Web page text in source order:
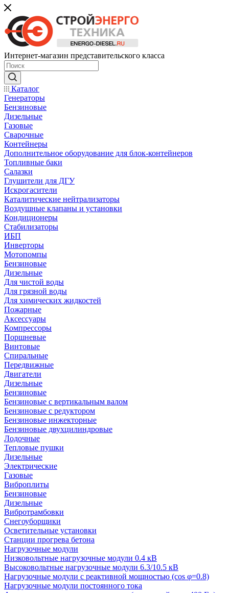
Интернет-магазин представительского класса
Каталог
Генераторы
Бензиновые
Дизельные
Газовые
Сварочные
Контейнеры
Дополнительное оборудование для блок-контейнеров
Топливные баки
Салазки
Глушители для ДГУ
Искрогасители
Каталитические нейтрализаторы
Воздушные клапаны и установки
Кондиционеры
Стабилизаторы
ИБП
Инверторы
Мотопомпы
Бензиновые
Дизельные
Для чистой воды
Для грязной воды
Для химических жидкостей
Пожарные
Аксессуары
Компрессоры
Поршневые
Винтовые
Спиральные
Передвижные
Двигатели
Дизельные
Бензиновые
Бензиновые с вертикальным валом
Бензиновые с редуктором
Бензиновые инжекторные
Бензиновые двухцилиндровые
Лодочные
Тепловые пушки
Дизельные
Электрические
Газовые
Виброплиты
Бензиновые
Дизельные
Вибротрамбовки
Снегоуборщики
Осветительные установки
Станции прогрева бетона
Нагрузочные модули
Низковольтные нагрузочные модули 0.4 кВ
Высоковольтные нагрузочные модули 6.3/10.5 кВ
Нагрузочные модули с реактивной мощностью (cos φ=0.8)
Нагрузочные модули постоянного тока